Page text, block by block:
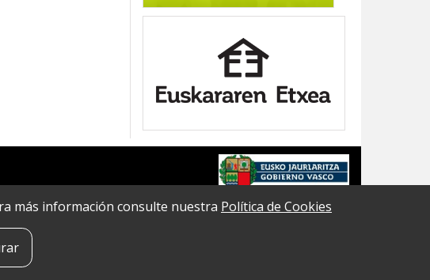
más información consulte nuestra Política de Cookies